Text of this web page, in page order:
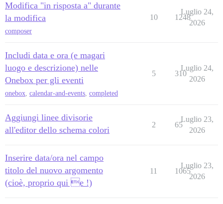
Modifica "in risposta a" durante
la modifica
composer
10 1248
Luglio 24,
2026
Includi data e ora (e magari
luogo e descrizione) nelle
Onebox per gli eventi
onebox, calendar-and-events, completed
5 310
Luglio 24,
2026
Aggiungi linee divisorie
all'editor dello schema colori
2 65
Luglio 23,
2026
Inserire data/ora nel campo
titolo del nuovo argomento
(cioè, proprio qui e !)
11 1065
Luglio 23,
2026